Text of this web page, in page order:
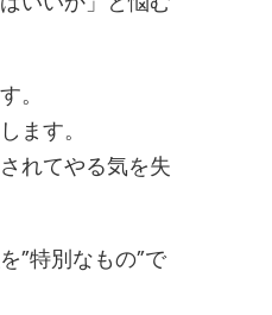
。
ます。
れてやる気を失
”特別なもの”で